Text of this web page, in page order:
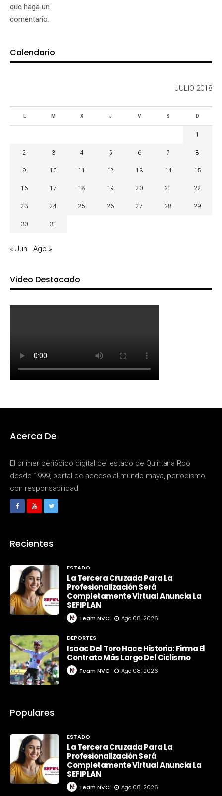
que haga un
comentario.
Calendario
JULIO 2018
L M X J V S D
1
2 3 4 5 6 7 8
9 10 11 12 13 14 15
16 17 18 19 20 21 22
23 24 25 26 27 28 29
30 31
« Jun Ago »
Video Destacado
Acerca De
El primer periódico digital del estado de Quintana Roo
desde 1999, portal de acceso al mundo maya, periodismo
con responsabilidad.
Recientes
ESTADO
La Tercera Cruzada Para La
Profesionalización Será
Completamente Virtual Anuncia La
SEFIPLAN
Team NVC Ago 08, 2026
DEPORTES
Isaac Del Toro Hace Historia: Firma El
Contrato Más Largo Del Ciclismo
Team NVC Ago 08, 2026
Populares
ESTADO
La Tercera Cruzada Para La
Profesionalización Será
Completamente Virtual Anuncia La
SEFIPLAN
Team NVC Ago 08, 2026